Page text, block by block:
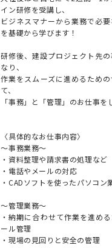
イン研修を受講し、
ビジネスマナーから業務で必
を基礎から学びます！
研修後、建設プロジェクト先
なり、
作業をスムーズに進めるため
て、
「事務」と「管理」のお仕事を
〈具体的なお仕事内容〉
～事務業務～
・資料整理や請求書の処理など
・電話やメールの対応
・CADソフトを使ったパソコン
～管理業務～
・納期に合わせて作業を進め
ール管理
・現場の見回りと安全の管理